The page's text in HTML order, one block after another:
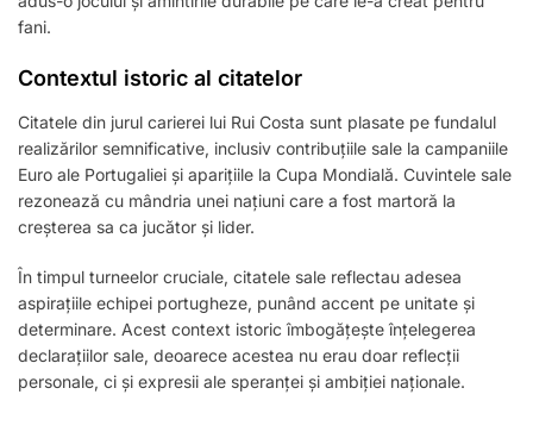
fani.
Contextul istoric al citatelor
Citatele din jurul carierei lui Rui Costa sunt plasate pe fundalul
realizărilor semnificative, inclusiv contribuțiile sale la campaniile
Euro ale Portugaliei și aparițiile la Cupa Mondială. Cuvintele sale
rezonează cu mândria unei națiuni care a fost martoră la
creșterea sa ca jucător și lider.
În timpul turneelor cruciale, citatele sale reflectau adesea
aspirațiile echipei portugheze, punând accent pe unitate și
determinare. Acest context istoric îmbogățește înțelegerea
declarațiilor sale, deoarece acestea nu erau doar reflecții
personale, ci și expresii ale speranței și ambiției naționale.